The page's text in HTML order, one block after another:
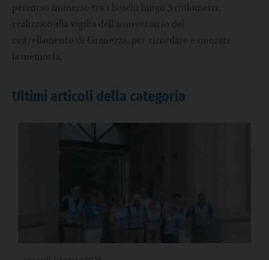
percorso immerso tra i boschi lungo 5 chilometri,
realizzato alla vigilia dell’anniversario del
rastrellamento di Granezza, per ricordare e onorare
la memoria.
Ultimi articoli della categoria